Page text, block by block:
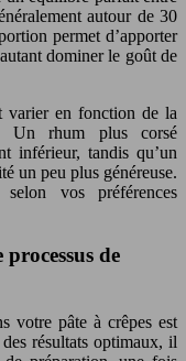
autour de 30
permet d’apporter
dominer le goût de
varier en fonction de la
Un rhum plus corsé
inférieur, tandis qu’un
un peu plus généreuse.
vos préférences
de
votre pâte à crêpes est
résultats optimaux, il